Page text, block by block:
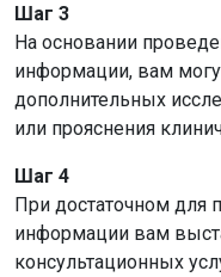
Шаг 3
На основании
информации, вам
дополнительных
или прояснения
Шаг 4
При достаточном для
информации вам
консультационных